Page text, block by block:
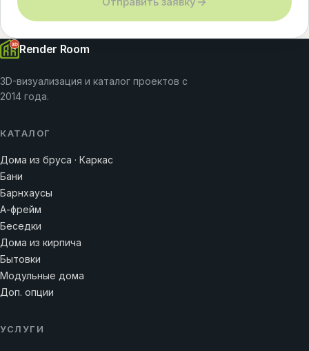
Render Room
3D-визуализация и каталог проектов с
2014 года.
КАТАЛОГ
Дома из бруса · Каркас
Бани
Барнхаусы
А-фрейм
Беседки
Дома из кирпича
Бытовки
Модульные дома
Доп. опции
УСЛУГИ